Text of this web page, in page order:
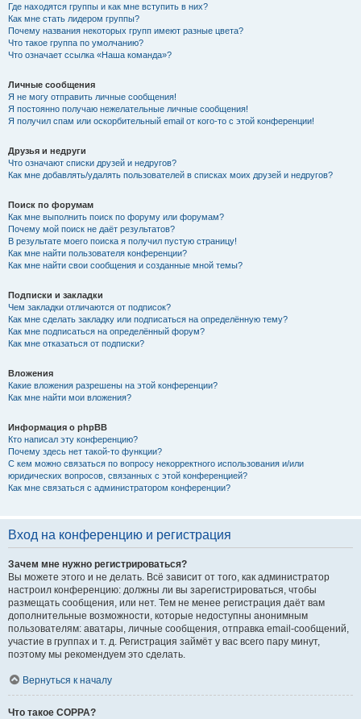
Где находятся группы и как мне вступить в них?
Как мне стать лидером группы?
Почему названия некоторых групп имеют разные цвета?
Что такое группа по умолчанию?
Что означает ссылка «Наша команда»?
Личные сообщения
Я не могу отправить личные сообщения!
Я постоянно получаю нежелательные личные сообщения!
Я получил спам или оскорбительный email от кого-то с этой конференции!
Друзья и недруги
Что означают списки друзей и недругов?
Как мне добавлять/удалять пользователей в списках моих друзей и недругов?
Поиск по форумам
Как мне выполнить поиск по форуму или форумам?
Почему мой поиск не даёт результатов?
В результате моего поиска я получил пустую страницу!
Как мне найти пользователя конференции?
Как мне найти свои сообщения и созданные мной темы?
Подписки и закладки
Чем закладки отличаются от подписок?
Как мне сделать закладку или подписаться на определённую тему?
Как мне подписаться на определённый форум?
Как мне отказаться от подписки?
Вложения
Какие вложения разрешены на этой конференции?
Как мне найти мои вложения?
Информация о phpBB
Кто написал эту конференцию?
Почему здесь нет такой-то функции?
С кем можно связаться по вопросу некорректного использования и/или
юридических вопросов, связанных с этой конференцией?
Как мне связаться с администратором конференции?
Вход на конференцию и регистрация
Зачем мне нужно регистрироваться?
Вы можете этого и не делать. Всё зависит от того, как администратор
настроил конференцию: должны ли вы зарегистрироваться, чтобы
размещать сообщения, или нет. Тем не менее регистрация даёт вам
дополнительные возможности, которые недоступны анонимным
пользователям: аватары, личные сообщения, отправка email-сообщений,
участие в группах и т. д. Регистрация займёт у вас всего пару минут,
поэтому мы рекомендуем это сделать.
Вернуться к началу
Что такое COPPA?